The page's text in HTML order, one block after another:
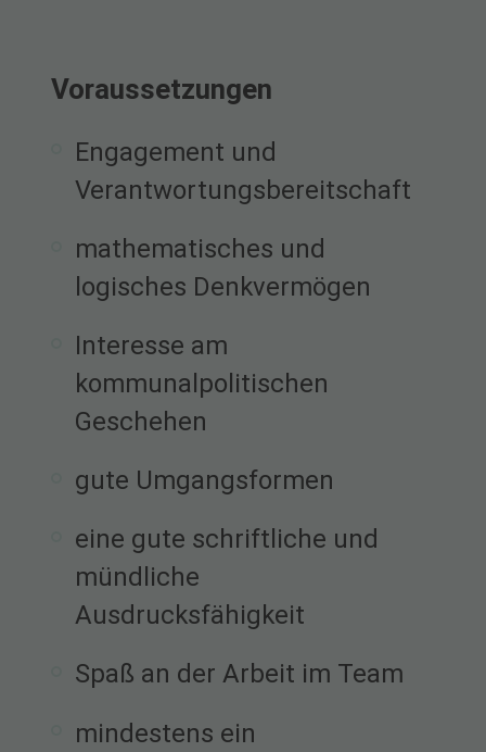
Voraussetzungen
Engagement und
Verantwortungsbereitschaft
mathematisches und
logisches Denkvermögen
Interesse am
kommunalpolitischen
Geschehen
gute Umgangsformen
eine gute schriftliche und
mündliche
Ausdrucksfähigkeit
Spaß an der Arbeit im Team
mindestens ein